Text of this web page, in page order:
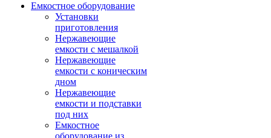
Емкостное оборудование
Установки
приготовления
Нержавеющие
емкости с мешалкой
Нержавеющие
емкости с коническим
дном
Нержавеющие
емкости и подставки
под них
Емкостное
оборудование из